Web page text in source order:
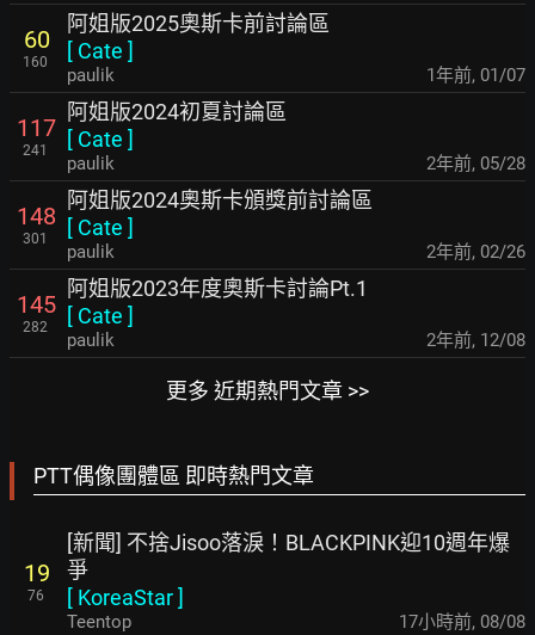
60
160
阿姐版2025奧斯卡前討論區
[ Cate ]
paulik 1年前, 01/07
117
241
阿姐版2024初夏討論區
[ Cate ]
paulik 2年前, 05/28
148
301
阿姐版2024奧斯卡頒獎前討論區
[ Cate ]
paulik 2年前, 02/26
145
282
阿姐版2023年度奧斯卡討論Pt.1
[ Cate ]
paulik 2年前, 12/08
更多 近期熱門文章 >>
PTT偶像團體區 即時熱門文章
19
76
[新聞] 不捨Jisoo落淚！BLACKPINK迎10週年爆
爭
[ KoreaStar]
Teentop 17小時前, 08/08